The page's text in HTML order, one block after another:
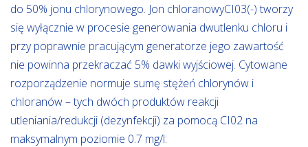
do 50% jonu chlorynowego. Jon chloranowyCI03(-) tworzy
się wyłącznie w procesie generowania dwutlenku chloru i
przy poprawnie pracującym generatorze jego zawartość
nie powinna przekraczać 5% dawki wyjściowej. Cytowane
rozporządzenie normuje sumę stężeń chlorynów i
chloranów – tych dwóch produktów reakcji
utleniania/redukcji (dezynfekcji) za pomocą CI02 na
maksymalnym poziomie 0.7 mg/l: